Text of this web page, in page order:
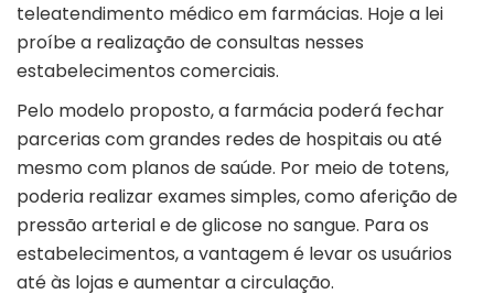
teleatendimento médico em farmácias. Hoje a lei
proíbe a realização de consultas nesses
estabelecimentos comerciais.
Pelo modelo proposto, a farmácia poderá fechar
parcerias com grandes redes de hospitais ou até
mesmo com planos de saúde. Por meio de totens,
poderia realizar exames simples, como aferição de
pressão arterial e de glicose no sangue. Para os
estabelecimentos, a vantagem é levar os usuários
até às lojas e aumentar a circulação.